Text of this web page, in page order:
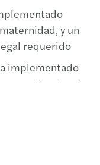
y un
requerido
implementado
casi la mitad